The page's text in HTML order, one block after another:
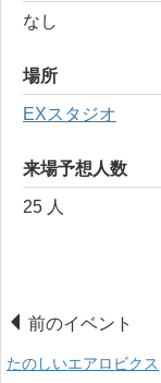
なし
場所
EXスタジオ
来場予想人数
25 人
前のイベント
たのしいエアロビクス